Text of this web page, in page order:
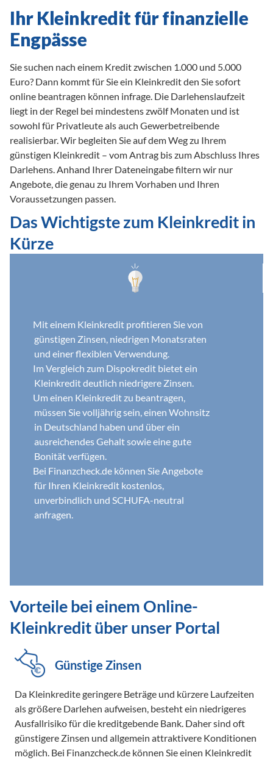
Ihr Kleinkredit für finanzielle
Engpässe
Sie suchen nach einem Kredit zwischen 1.000 und 5.000
Euro? Dann kommt für Sie ein Kleinkredit den Sie sofort
online beantragen können infrage. Die Darlehenslaufzeit
liegt in der Regel bei mindestens zwölf Monaten und ist
sowohl für Privatleute als auch Gewerbetreibende
realisierbar. Wir begleiten Sie auf dem Weg zu Ihrem
günstigen Kleinkredit – vom Antrag bis zum Abschluss Ihres
Darlehens. Anhand Ihrer Dateneingabe filtern wir nur
Angebote, die genau zu Ihrem Vorhaben und Ihren
Voraussetzungen passen.
Das Wichtigste zum Kleinkredit in
Kürze
Mit einem Kleinkredit profitieren Sie von
günstigen Zinsen, niedrigen Monatsraten
und einer flexiblen Verwendung.
Im Vergleich zum Dispokredit bietet ein
Kleinkredit deutlich niedrigere Zinsen.
Um einen Kleinkredit zu beantragen,
müssen Sie volljährig sein, einen Wohnsitz
in Deutschland haben und über ein
ausreichendes Gehalt sowie eine gute
Bonität verfügen.
Bei Finanzcheck.de können Sie Angebote
für Ihren Kleinkredit kostenlos,
unverbindlich und SCHUFA-neutral
anfragen.
Vorteile bei einem Online-
Kleinkredit über unser Portal
Günstige Zinsen
Da Kleinkredite geringere Beträge und kürzere Laufzeiten
als größere Darlehen aufweisen, besteht ein niedrigeres
Ausfallrisiko für die kreditgebende Bank. Daher sind oft
günstigere Zinsen und allgemein attraktivere Konditionen
möglich. Bei Finanzcheck.de können Sie einen Kleinkredit